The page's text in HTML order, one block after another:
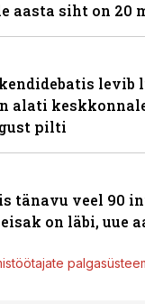
aasta siht on 20
levib
alati
pilti
tänavu veel 90
on läbi, uue